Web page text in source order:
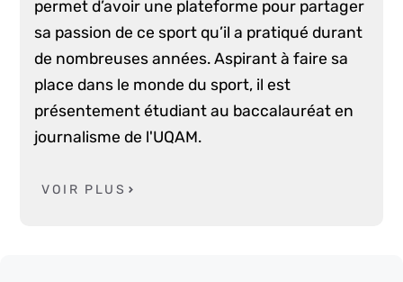
permet d’avoir une plateforme pour partager
sa passion de ce sport qu’il a pratiqué durant
de nombreuses années. Aspirant à faire sa
place dans le monde du sport, il est
présentement étudiant au baccalauréat en
journalisme de l'UQAM.
VOIR PLUS